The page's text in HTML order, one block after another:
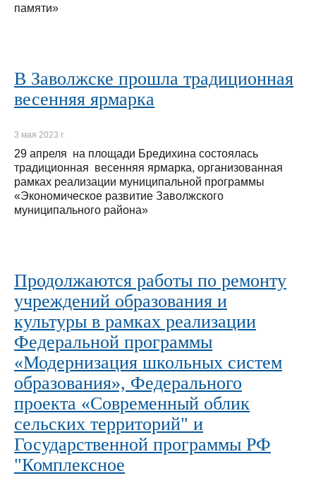
памяти»
В Заволжске прошла традиционная
весенняя ярмарка
3 мая 2023 г.
29 апреля на площади Бредихина состоялась
традиционная весенняя ярмарка, организованная
рамках реализации муниципальной программы
«Экономическое развитие Заволжского
муниципального района»
Продолжаются работы по ремонту
учреждений образования и
культуры в рамках реализации
Федеральной программы
«Модернизация школьных систем
образования», Федерального
проекта «Современный облик
сельских территорий" и
Государственной программы РФ
"Комплексное